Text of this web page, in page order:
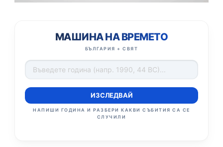
МАШИНА НА ВРЕМЕТО
БЪЛГАРИЯ + СВЯТ
ИЗСЛЕДВАЙ
НАПИШИ ГОДИНА И РАЗБЕРИ КАКВИ СЪБИТИЯ СА СЕ
СЛУЧИЛИ